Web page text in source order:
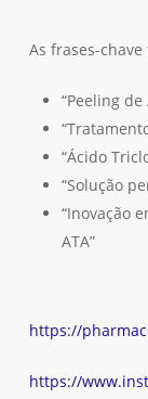
As frases-
“Peeling
“Ácido
“Solução
“Inovação
ATA”
https://
https://